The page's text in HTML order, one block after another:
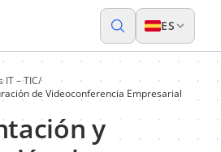
ES
IT – TIC/
de Videoconferencia Empresarial
y